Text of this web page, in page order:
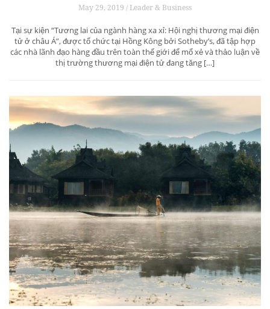
May 29, 2019 / Leader & Business
Tại sự kiện “Tương lai của ngành hàng xa xỉ: Hội nghị thương mại điện
tử ở châu Á”, được tổ chức tại Hồng Kông bởi Sotheby’s, đã tập hợp
các nhà lãnh đạo hàng đầu trên toàn thế giới để mổ xẻ và thảo luận về
thị trường thương mại điện tử đang tăng […]